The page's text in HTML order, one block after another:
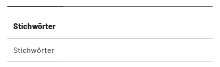
Stichwörter
Stichwörter